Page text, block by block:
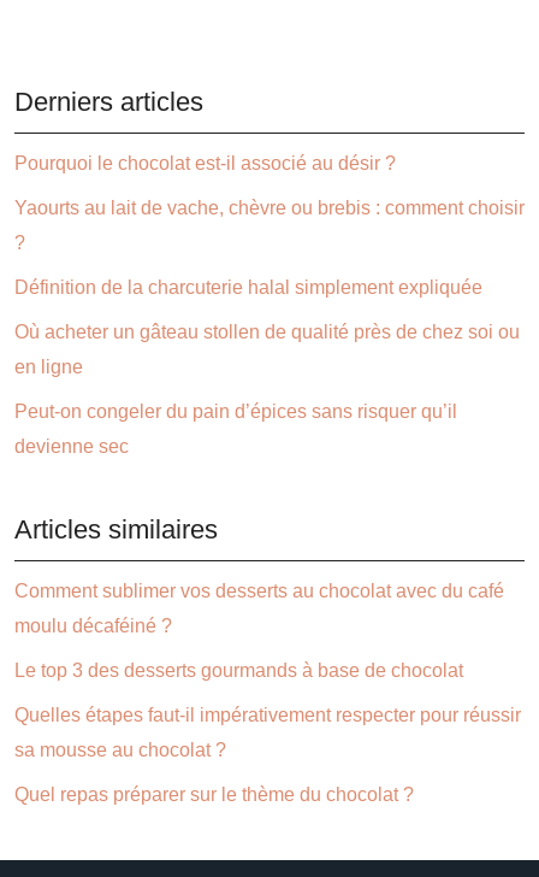
Derniers articles
Pourquoi le chocolat est-il associé au désir ?
Yaourts au lait de vache, chèvre ou brebis : comment choisir
?
Définition de la charcuterie halal simplement expliquée
Où acheter un gâteau stollen de qualité près de chez soi ou
en ligne
Peut-on congeler du pain d’épices sans risquer qu’il
devienne sec
Articles similaires
Comment sublimer vos desserts au chocolat avec du café
moulu décaféiné ?
Le top 3 des desserts gourmands à base de chocolat
Quelles étapes faut-il impérativement respecter pour réussir
sa mousse au chocolat ?
Quel repas préparer sur le thème du chocolat ?